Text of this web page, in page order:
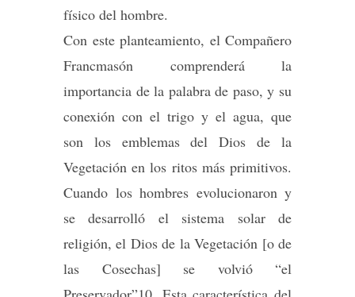
físico del hombre.
Con este planteamiento, el Compañero
Francmasón comprenderá la
importancia de la palabra de paso, y su
conexión con el trigo y el agua, que
son los emblemas del Dios de la
Vegetación en los ritos más primitivos.
Cuando los hombres evolucionaron y
se desarrolló el sistema solar de
religión, el Dios de la Vegetación [o de
las Cosechas] se volvió “el